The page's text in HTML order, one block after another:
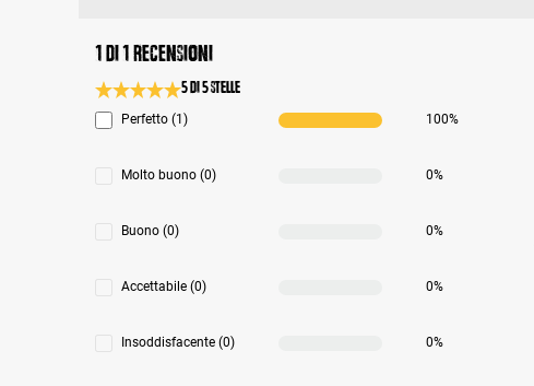
1 di 1 recensioni
Valutazione media di 5 su 5 stelle
5 di 5 Stelle
Perfetto (1) 100%
Molto buono (0) 0%
Buono (0) 0%
Accettabile (0) 0%
Insoddisfacente (0) 0%